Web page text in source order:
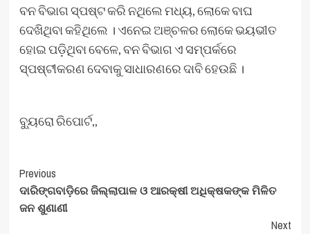
ବନ ବିଭାଗ ସ୍ପଷ୍ଟ କରି ନଥିଲେ ମଧ୍ୟ, ଲୋକେ ବାଘ
ଦେଖିଥିବା କହିଥିଲେ । ଏନେଇ ଅଞ୍ଚଳର ଲୋକେ ଭୟଭୀତ
ହୋଇ ପଡ଼ିଥିବା ବେଳେ, ବନ ବିଭାଗ ଏ ସମ୍ପର୍କରେ
ସ୍ପଷ୍ଟୀକରଣ ଦେବାକୁ ସାଧାରଣରେ ଦାବି ହେଉଛି ।
ବ୍ୟୁରୋ ରିପୋର୍ଟ,,
Post
Navigation
Previous
ଦାରିଙ୍ଗବାଡ଼ିରେ ଜିଲ୍ଲାପାଳ ଓ ଆରକ୍ଷୀ ଅଧିକ୍ଷକଙ୍କ ମିଳିତ
ଜନ ଶୁଣାଣୀ
Next